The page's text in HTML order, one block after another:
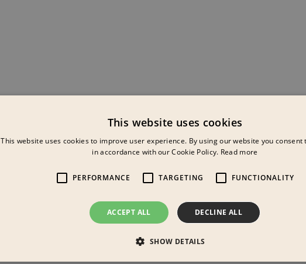
This website uses cookies
This website uses cookies to improve user experience. By using our website you consent
in accordance with our Cookie Policy. Read more
PERFORMANCE TARGETING FUNCTIONALITY
ACCEPT ALL DECLINE ALL
SHOW DETAILS